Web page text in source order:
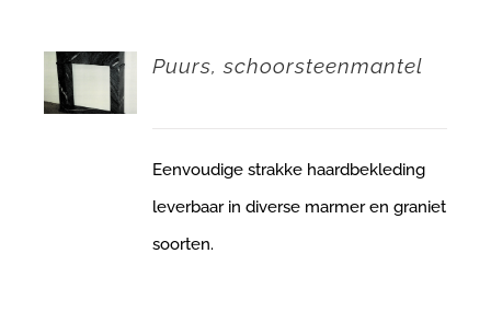
Puurs, schoorsteenmantel
Eenvoudige strakke haardbekleding
leverbaar in diverse marmer en graniet
soorten.